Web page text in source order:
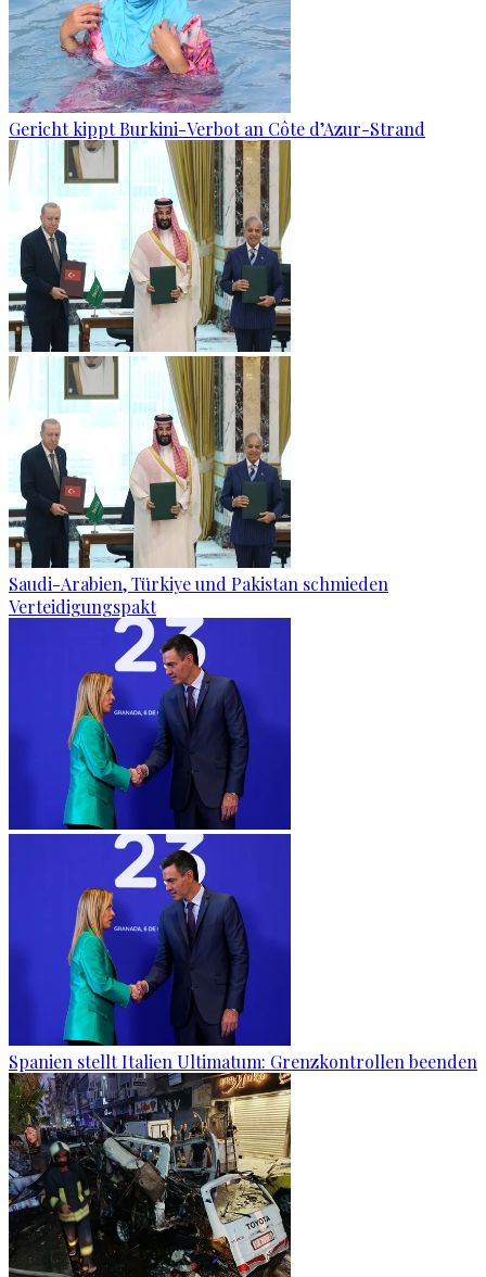
Gericht kippt Burkini-Verbot an Côte d’Azur-Strand
Saudi-Arabien, Türkiye und Pakistan schmieden
Verteidigungspakt
Spanien stellt Italien Ultimatum: Grenzkontrollen beenden